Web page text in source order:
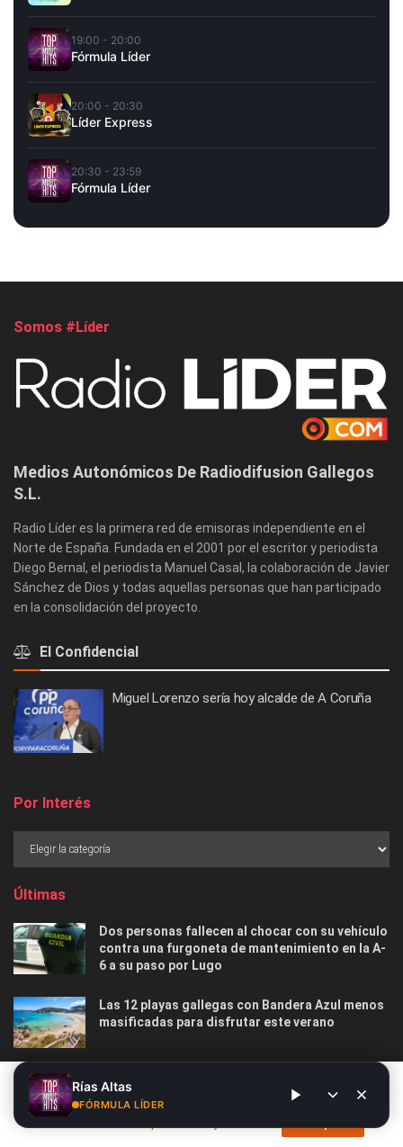
19:00 - 20:00
Fórmula Líder
20:00 - 20:30
Líder Express
20:30 - 23:59
Fórmula Líder
Somos #Líder
Medios Autonómicos De Radiodifusion Gallegos
S.L.
Radio Líder es la primera red de emisoras independiente en el
Norte de España. Fundada en el 2001 por el escritor y periodista
Diego Bernal, el periodista Manuel Casal, la colaboración de Javier
Sánchez de Dios y todas aquellas personas que han participado
en la consolidación del proyecto.
El Confidencial
Miguel Lorenzo sería hoy alcalde de A Coruña
Por Interés
Últimas
Dos personas fallecen al chocar con su vehículo
contra una furgoneta de mantenimiento en la A-
6 a su paso por Lugo
Las 12 playas gallegas con Bandera Azul menos
masificadas para disfrutar este verano
O Marisquiño 2026 en Vigo: programa completo,
horarios, conciertos, deportes y todo lo que
debes saber
Rías Altas
FÓRMULA LÍDER
Este sitio web utiliza cookies. Al continuar utilizando este sitio
web, usted da su consentimiento para el uso de cookies. Visite